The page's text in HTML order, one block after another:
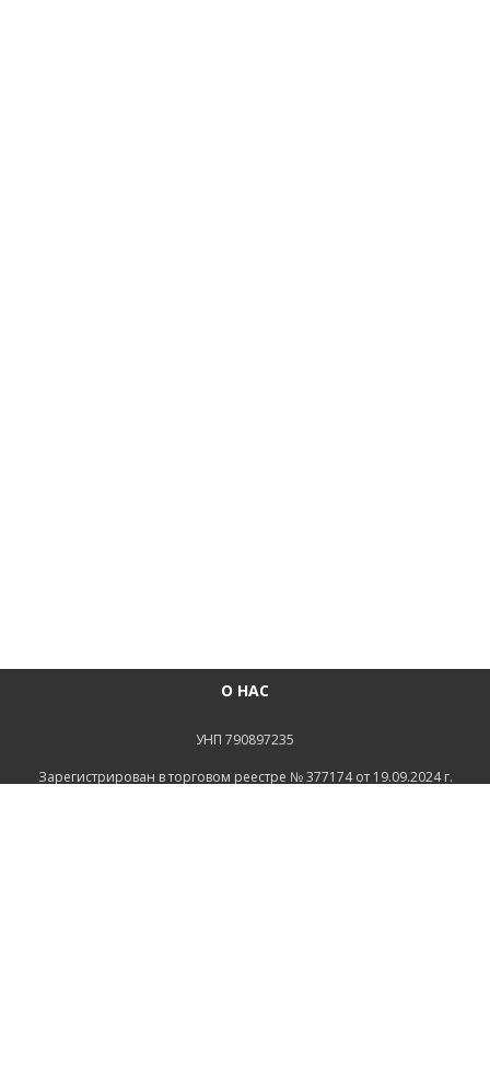
О НАС
УНП 790897235
Зарегистрирован в торговом реестре № 377174 от 19.09.2024 г.